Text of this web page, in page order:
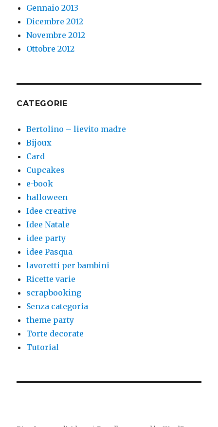
Gennaio 2013
Dicembre 2012
Novembre 2012
Ottobre 2012
CATEGORIE
Bertolino – lievito madre
Bijoux
Card
Cupcakes
e-book
halloween
Idee creative
Idee Natale
idee party
idee Pasqua
lavoretti per bambini
Ricette varie
scrapbooking
Senza categoria
theme party
Torte decorate
Tutorial